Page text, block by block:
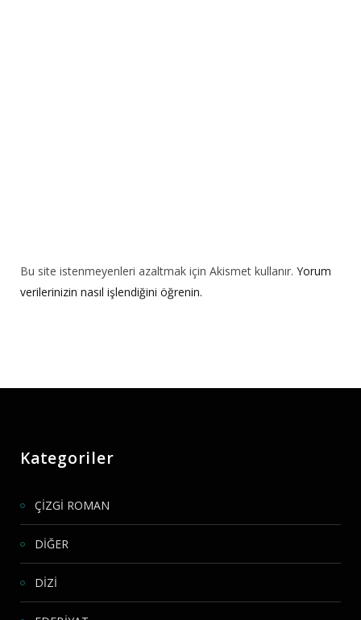
Bu site istenmeyenleri azaltmak için Akismet kullanır. Yorum
verilerinizin nasıl işlendiğini öğrenin.
Kategoriler
ÇİZGİ ROMAN
DİĞER
DİZİ